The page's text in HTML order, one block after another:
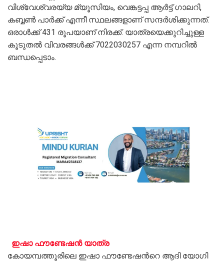
വിശ്വേശ്വരയ്യ മ്യൂസിയം, വെങ്കട്ടപ്പ ആർട്ട് ഗാലറി,
കബ്ബൺ പാർക്ക് എന്നീ സ്ഥലങ്ങളാണ് സന്ദര്‍ശിക്കുന്നത്.
ഒരാൾക്ക് 431 രൂപയാണ് നിരക്ക്. യാത്രയെക്കുറിച്ചുള്ള
കൂടുതൽ വിവരങ്ങൾക്ക് 7022030257 എന്ന നമ്പറിൽ
ബന്ധപ്പെടാം.
ഇഷാ ഫൗണ്ടേഷൻ യാത്ര
കോയമ്പത്തൂരിലെ ഇഷാ ഫൗണ്ടേഷന്‍റെ ആദി യോഗി